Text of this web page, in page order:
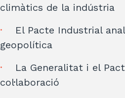
climàtics de la indústria
El Pacte Industrial
geopolítica
La Generalitat i el
col·laboració